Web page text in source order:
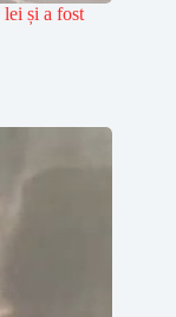
lei și a fost